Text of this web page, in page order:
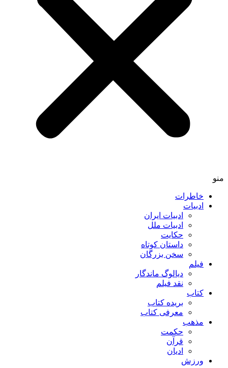
منو
خاطرات
ادبیات
ادبیات ایران
ادبیات ملل
حکایت
داستان کوتاه
سخن بزرگان
فیلم
دیالوگ ماندگار
نقد فیلم
کتاب
بریده کتاب
معرفی کتاب
مذهب
حکمت
قرآن
ادیان
ورزش